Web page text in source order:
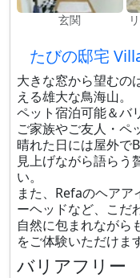
玄関
たびの邸宅
大きな窓から望むの
える雄大な鳥海山。
ペット宿泊可能＆バ
ご家族やご友人・ペ
晴れた日には屋外で
見上げながら語らう
い。
また、Refaのヘア
ーヘッドなど、こだ
自然に包まれながら
をご体験いただけます
バリアフリー